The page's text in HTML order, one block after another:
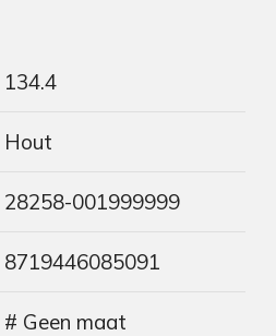
134.4
Hout
28258-001999999
8719446085091
# Geen maat